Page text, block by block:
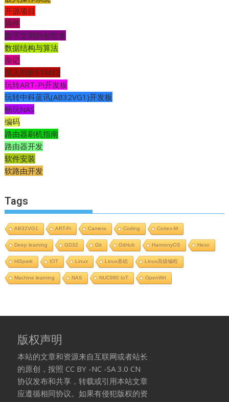
开源项目
插件
数字文明的创世者
数据结构与算法
杂记
深入剖析STM32
玩转ART-Pi开发板
玩转中科蓝讯(AB32VG1)开发板
畅玩NAS
编码
路由器刷机指南
路由器开发
软件安装
软路由开发
Tags
AB32VG1 ART-Pi Camera Coding Cortex-M
Deep learning GD32 Git GitHub HarmonyOS Hexo
HiSpark IOT Linux Linux基础 Linux高级编程
Machine learning NAS NUC980 IoT OpenWrt
版权声明
本站的文章和资源来自互联网或者站长
的原创，按照 CC BY -NC -SA 3.0 CN
协议发布和共享，转载或引用本站文章
应遵循相同协议。如果有侵犯版权的资